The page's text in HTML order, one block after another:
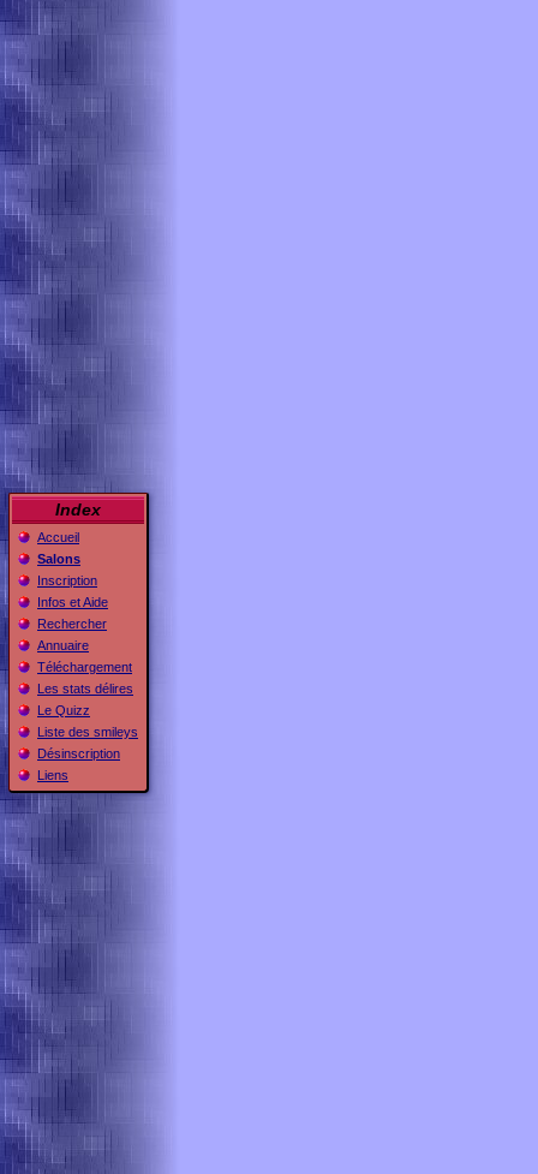
Index
Accueil
Salons
Inscription
Infos et Aide
Rechercher
Annuaire
Téléchargement
Les stats délires
Le Quizz
Liste des smileys
Désinscription
Liens